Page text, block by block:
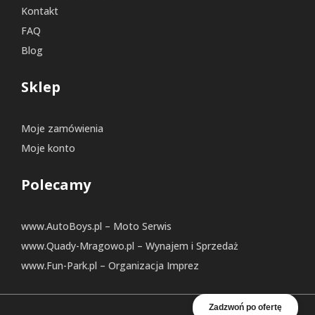
Kontakt
FAQ
Blog
Sklep
Moje zamówienia
Moje konto
Polecamy
www.AutoBoys.pl – Moto Serwis
www.Quady-Mragowo.pl – Wynajem i Sprzedaż
www.Fun-Park.pl – Organizacja Imprez
Zadzwoń po ofertę